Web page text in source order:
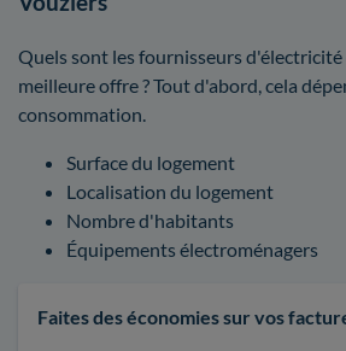
Quels sont les fournisseurs d'électricité
meilleure offre ? Tout d'abord, cela
consommation.
Surface du logement
Localisation du logement
Nombre d'habitants
Équipements électroménagers
Faites des économies sur vos